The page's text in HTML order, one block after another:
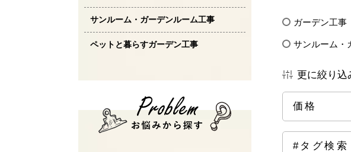
ガーデン工事
サンルーム・
更に絞り込
価格
全ての価格帯
#タグ検索
サンルーム・ガーデンルーム工事
ペットと暮らすガーデン工事